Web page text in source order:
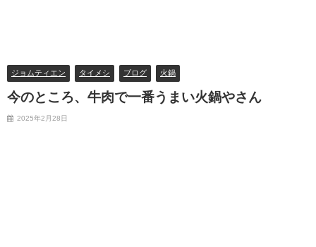
ジョムティエン タイメシ ブログ 火鍋
今のところ、牛肉で一番うまい火鍋やさん
2025年2月28日